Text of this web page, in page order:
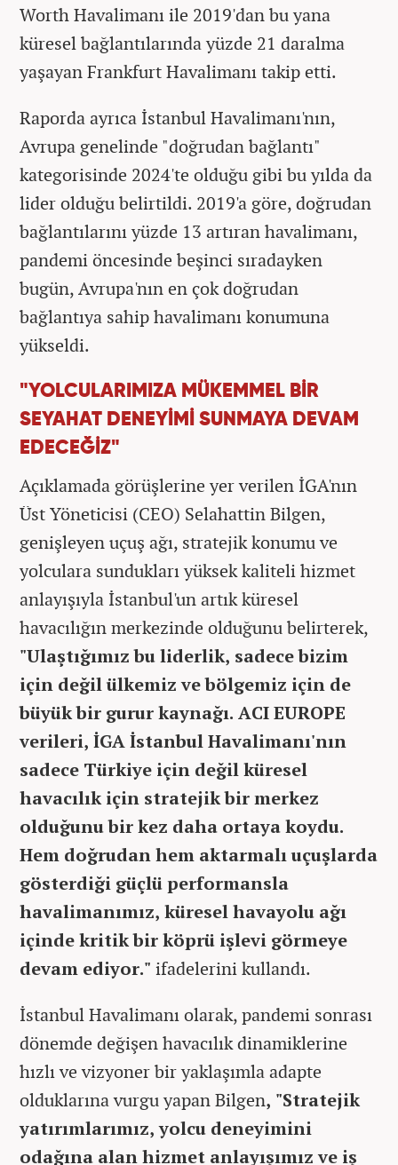
Worth Havalimanı ile 2019'dan bu yana
küresel bağlantılarında yüzde 21 daralma
yaşayan Frankfurt Havalimanı takip etti.
Raporda ayrıca İstanbul Havalimanı'nın,
Avrupa genelinde "doğrudan bağlantı"
kategorisinde 2024'te olduğu gibi bu yılda da
lider olduğu belirtildi. 2019'a göre, doğrudan
bağlantılarını yüzde 13 artıran havalimanı,
pandemi öncesinde beşinci sıradayken
bugün, Avrupa'nın en çok doğrudan
bağlantıya sahip havalimanı konumuna
yükseldi.
"YOLCULARIMIZA MÜKEMMEL BİR
SEYAHAT DENEYİMİ SUNMAYA DEVAM
EDECEĞİZ"
Açıklamada görüşlerine yer verilen İGA'nın
Üst Yöneticisi (CEO) Selahattin Bilgen,
genişleyen uçuş ağı, stratejik konumu ve
yolculara sundukları yüksek kaliteli hizmet
anlayışıyla İstanbul'un artık küresel
havacılığın merkezinde olduğunu belirterek,
"Ulaştığımız bu liderlik, sadece bizim
için değil ülkemiz ve bölgemiz için de
büyük bir gurur kaynağı. ACI EUROPE
verileri, İGA İstanbul Havalimanı'nın
sadece Türkiye için değil küresel
havacılık için stratejik bir merkez
olduğunu bir kez daha ortaya koydu.
Hem doğrudan hem aktarmalı uçuşlarda
gösterdiği güçlü performansla
havalimanımız, küresel havayolu ağı
içinde kritik bir köprü işlevi görmeye
devam ediyor." ifadelerini kullandı.
İstanbul Havalimanı olarak, pandemi sonrası
dönemde değişen havacılık dinamiklerine
hızlı ve vizyoner bir yaklaşımla adapte
olduklarına vurgu yapan Bilgen, "Stratejik
yatırımlarımız, yolcu deneyimini
odağına alan hizmet anlayışımız ve iş